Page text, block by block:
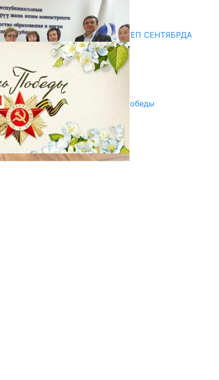
10.07.2026
Медиа
СУЗАКТА 750 ОРУНДУУ МЕКТЕП СЕНТЯБРДА
ПАЙДАЛАНУУГА БЕРИЛЕТ
07.08.2025
Улуу Жеңиштин жандуу сөзү
29.04.2025
Награды в преддверии Дня Победы
29.04.2025